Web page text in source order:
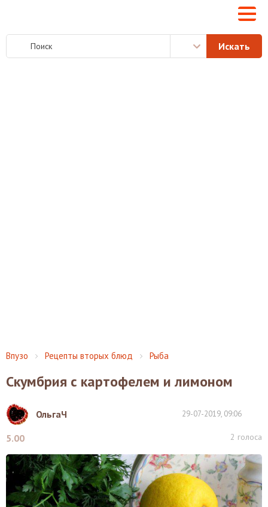
Впузо Рецепты вторых блюд Рыба
Скумбрия с картофелем и лимоном
ОльгаЧ 29-07-2019, 09:06
5.00 2 голоса